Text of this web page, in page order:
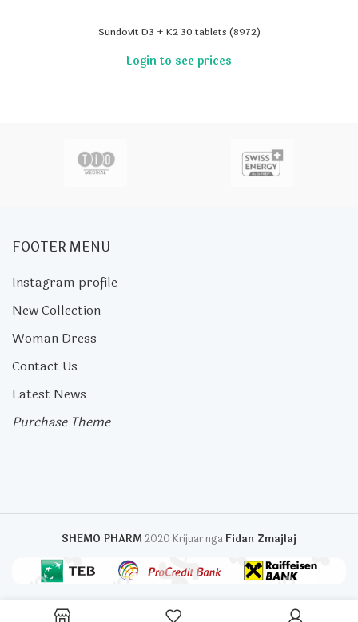
Sundovit D3 + K2 30 tablets (8972)
FOOTER MENU
Instagram profile
New Collection
Woman Dress
Contact Us
Latest News
Purchase Theme
SHEMO PHARM 2020 Krijuar ngaFidan Zmajlaj